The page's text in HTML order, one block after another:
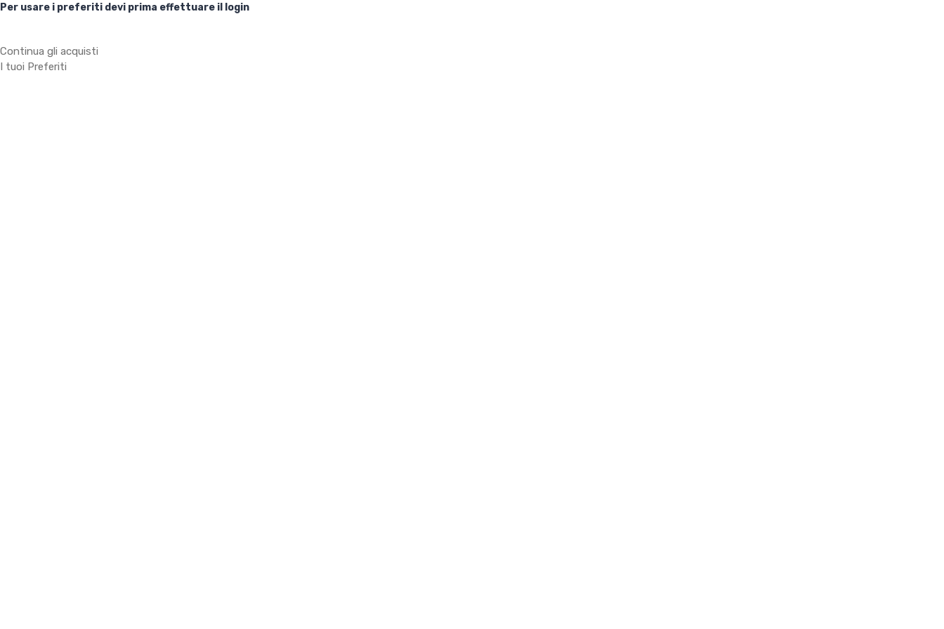
Per usare i preferiti devi prima effettuare il login
Continua gli acquisti
I tuoi Preferiti